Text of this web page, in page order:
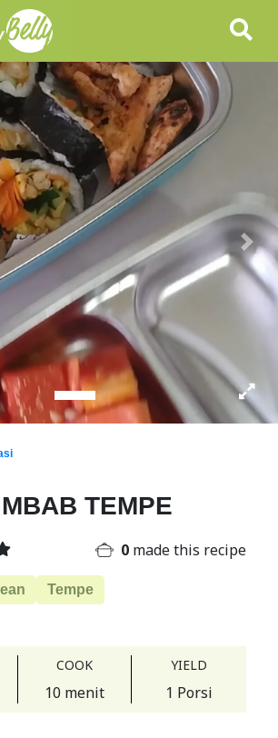
Next
TEMPE
0 made this recipe
Tempe
COOK
10 menit
YIELD
1 Porsi